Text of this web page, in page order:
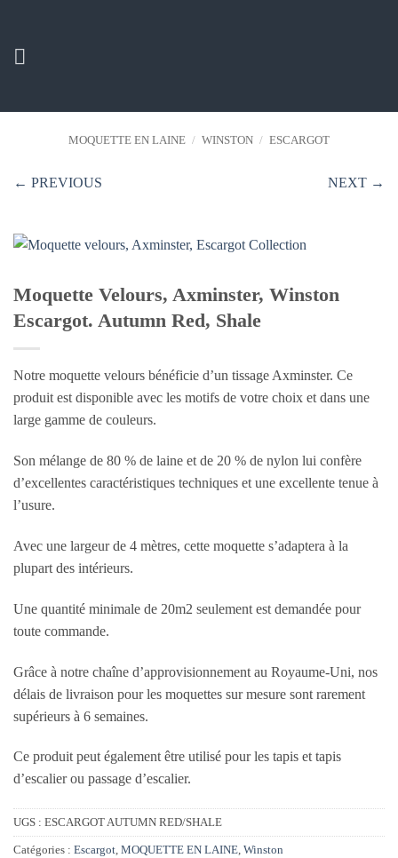
contenu
MOQUETTE EN LAINE / WINSTON / ESCARGOT
← PREVIOUS NEXT →
Moquette Velours, Axminster, Winston
Escargot. Autumn Red, Shale
Notre moquette velours bénéficie d’un tissage Axminster. Ce
produit est disponible avec les motifs de votre choix et dans une
large gamme de couleurs.
Son mélange de 80 % de laine et de 20 % de nylon lui confère
d’excellentes caractéristiques techniques et une excellente tenue à
l’usure.
Avec une largeur de 4 mètres, cette moquette s’adaptera à la
plupart des intérieurs.
Une quantité minimale de 20m2 seulement est demandée pour
toute commande.
Grâce à notre chaîne d’approvisionnement au Royaume-Uni, nos
délais de livraison pour les moquettes sur mesure sont rarement
supérieurs à 6 semaines.
Ce produit peut également être utilisé pour les tapis et tapis
d’escalier ou passage d’escalier.
UGS : ESCARGOT AUTUMN RED/SHALE
Catégories : Escargot, MOQUETTE EN LAINE, Winston